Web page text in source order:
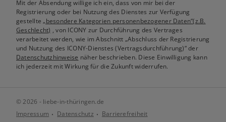
Mit der Absendung willige ich ein, dass von mir bei der
Registrierung oder bei Nutzung des Dienstes zur Verfügung
gestellte„besondere Kategorien personenbezogener Daten“(z.B.
Geschlecht) , von ICONY zur Durchführung des Vertrages
verarbeitet werden, wie im Abschnitt „Abschluss der Registrierung
und Nutzung des ICONY-Dienstes (Vertragsdurchführung)“ der
Datenschutzhinweise näher beschrieben. Diese Einwilligung kann
ich jederzeit mit Wirkung für die Zukunft widerrufen.
© 2026 - liebe-in-thüringen.de
Impressum
Datenschutz Barrierefreiheit